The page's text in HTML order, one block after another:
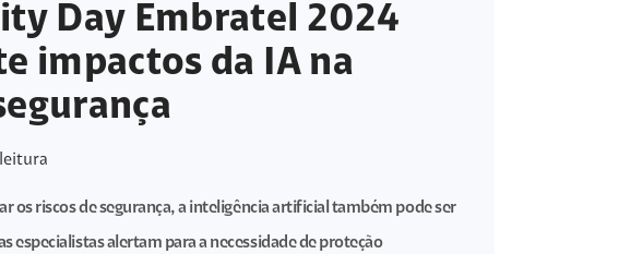
Day Embratel 2024
impactos da IA na
os riscos de segurança, a inteligência artificial também pode ser
especialistas alertam para a necessidade de proteção